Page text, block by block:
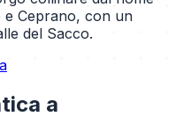
Ceprano, con un
del Sacco.
a